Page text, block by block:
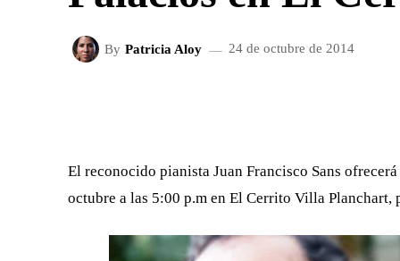
By Patricia Aloy 24 de octubre de 2014
El reconocido pianista Juan Francisco Sans
octubre a las 5:00 p.m en El Cerrito Villa